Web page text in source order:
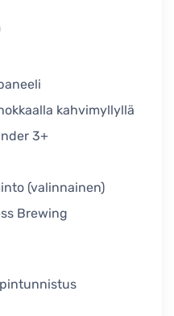
kahvimyllyllä
3+
(valinnainen)
Brewing